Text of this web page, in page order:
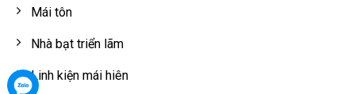
Mái tôn
Nhà bạt triển lãm
Linh kiện mái hiên